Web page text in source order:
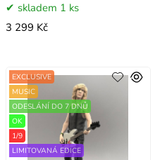
skladem 1 ks
3 299 Kč
EXCLUSIVE
MUSIC
ODESLÁNÍ DO 7 DNŮ
OK
1/9
LIMITOVANÁ EDICE